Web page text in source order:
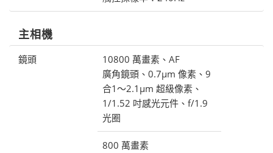
主相機
鏡頭
10800 萬畫素、AF
廣角鏡頭、0.7μm 像素、9
合1〜2.1μm 超級像素、
1/1.52 吋感光元件、f/1.9
光圈
800 萬畫素